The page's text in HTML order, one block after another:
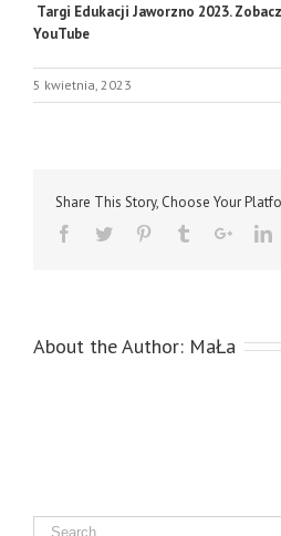
Targi Edukacji Jaworzno 2023.
YouTube
5 kwietnia, 2023
Share This Story, Choose Your
About the Author: MaŁa
Search